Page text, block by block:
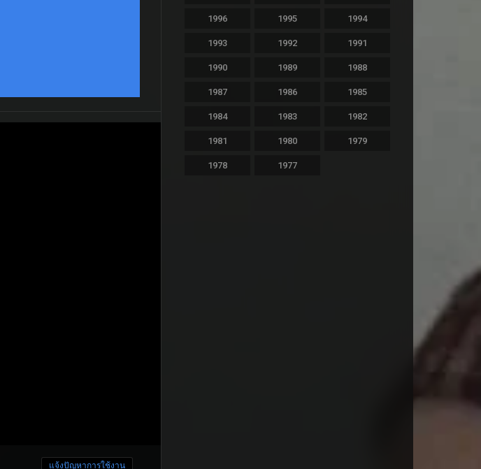
แจ้งปัญหาการใช้งาน
1996 1995 1994
1993 1992 1991
1990 1989 1988
1987 1986 1985
1984 1983 1982
1981 1980 1979
1978 1977